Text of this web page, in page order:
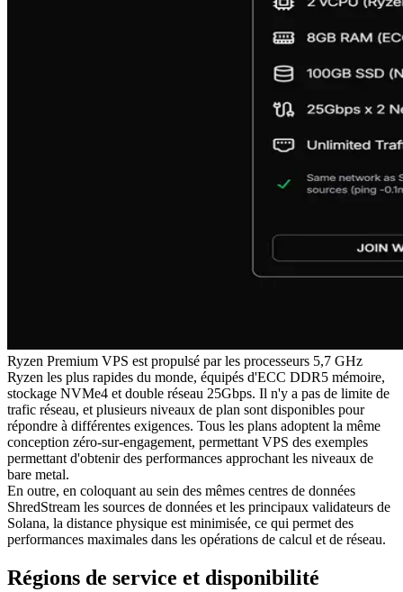
Ryzen Premium VPS est propulsé par les processeurs 5,7 GHz
Ryzen les plus rapides du monde, équipés d'ECC DDR5 mémoire,
stockage NVMe4 et double réseau 25Gbps. Il n'y a pas de limite de
trafic réseau, et plusieurs niveaux de plan sont disponibles pour
répondre à différentes exigences. Tous les plans adoptent la même
conception zéro-sur-engagement, permettant VPS des exemples
permettant d'obtenir des performances approchant les niveaux de
bare metal.
En outre, en coloquant au sein des mêmes centres de données
ShredStream les sources de données et les principaux validateurs de
Solana, la distance physique est minimisée, ce qui permet des
performances maximales dans les opérations de calcul et de réseau.
Régions de service et disponibilité